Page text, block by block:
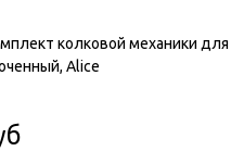
колковой механики для
Alice